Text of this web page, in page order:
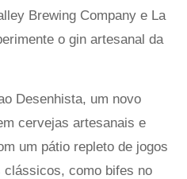
Brewing Company e La
o gin artesanal da
Desenhista, um novo
cervejas artesanais e
um pátio repleto de jogos
clássicos, como bifes no